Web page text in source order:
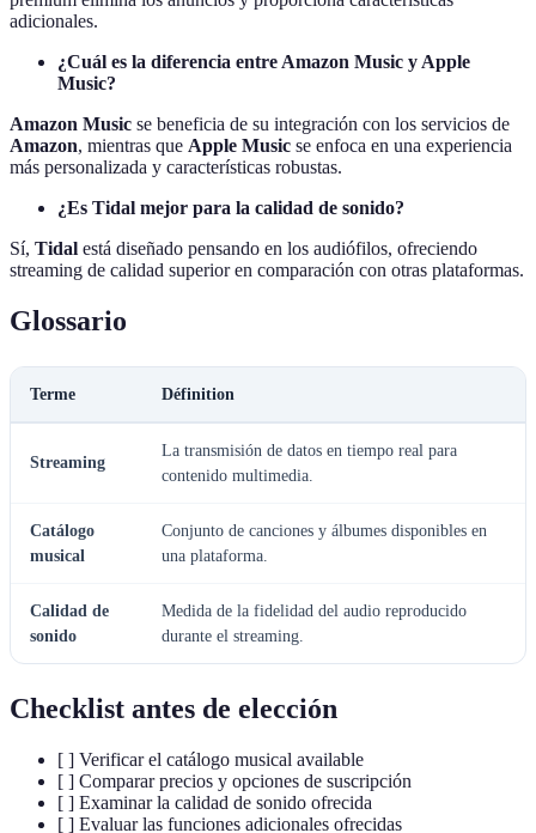
adicionales.
¿Cuál es la diferencia entre Amazon Music y Apple
Music?
Amazon Music se beneficia de su integración con los servicios de
Amazon, mientras que Apple Music se enfoca en una experiencia
más personalizada y características robustas.
¿Es Tidal mejor para la calidad de sonido?
Sí, Tidal está diseñado pensando en los audiófilos, ofreciendo
streaming de calidad superior en comparación con otras plataformas.
Glossario
Terme Définition
Streaming
La transmisión de datos en tiempo real para
contenido multimedia.
Catálogo
musical
Conjunto de canciones y álbumes disponibles en
una plataforma.
Calidad de
sonido
Medida de la fidelidad del audio reproducido
durante el streaming.
Checklist antes de elección
[ ] Verificar el catálogo musical available
[ ] Comparar precios y opciones de suscripción
[ ] Examinar la calidad de sonido ofrecida
[ ] Evaluar las funciones adicionales ofrecidas